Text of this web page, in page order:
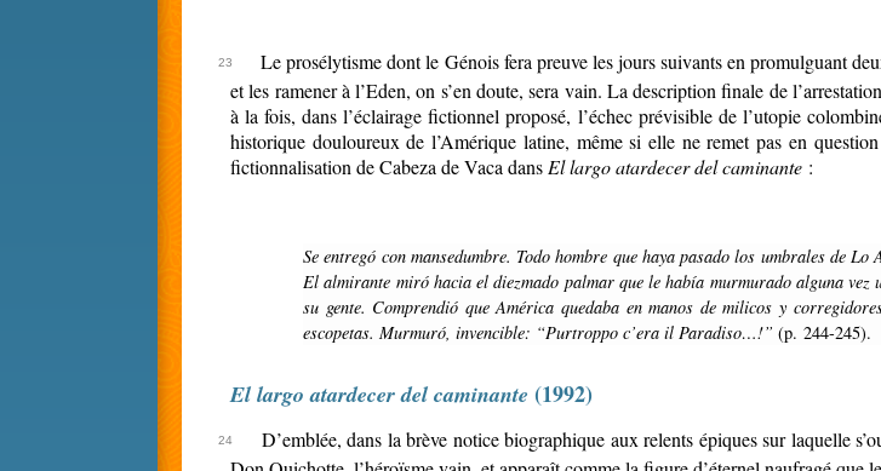
Le prosélytisme dont le Génois fera preuve les jours suivants en promulguant
et les ramener à l’Eden, on s’en doute, sera vain. La description finale de
à la fois, dans l’éclairage fictionnel proposé, l’échec prévisible de l’utopie
historique douloureux de l’Amérique latine, même si elle ne remet pas en
fictionnalisation de Cabeza de Vaca dans El largo atardecer del caminante :
Se entregó con mansedumbre. Todo hombre que haya pasado los umbrales
El almirante miró hacia el diezmado palmar que le había murmurado alguna
su gente. Comprendió que América quedaba en manos de milicos y
escopetas. Murmuró, invencible: “Purtroppo c’era il Paradiso…!” (p. 244-245).
El largo atardecer del caminante (1992)
D’emblée, dans la brève notice biographique aux relents épiques sur laquelle